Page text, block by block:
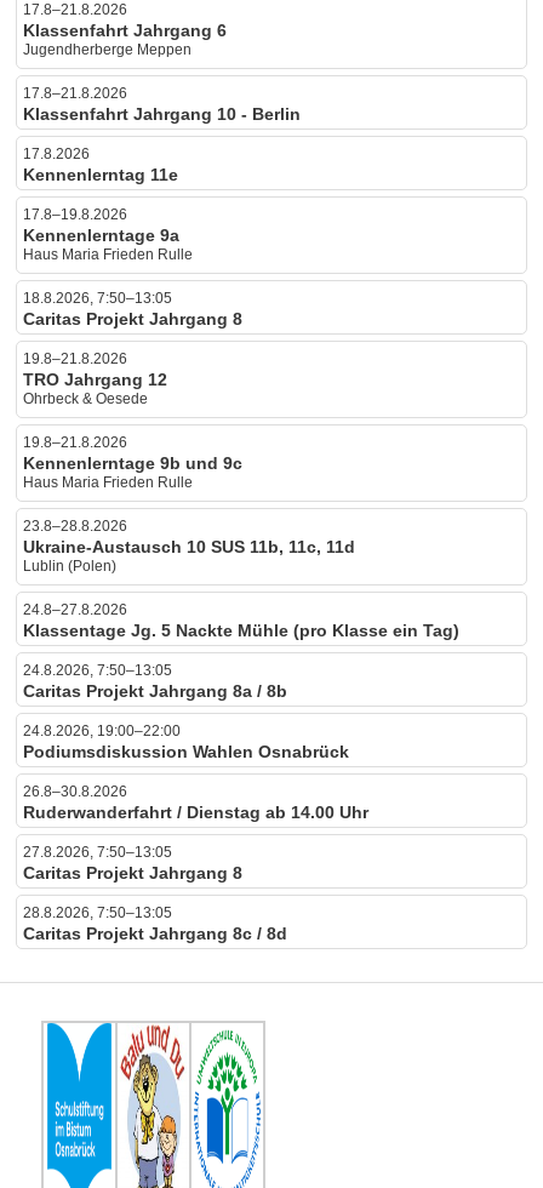
17.8–21.8.2026
Klassenfahrt Jahrgang 6
Jugendherberge Meppen
17.8–21.8.2026
Klassenfahrt Jahrgang 10 - Berlin
17.8.2026
Kennenlerntag 11e
17.8–19.8.2026
Kennenlerntage 9a
Haus Maria Frieden Rulle
18.8.2026, 7:50–13:05
Caritas Projekt Jahrgang 8
19.8–21.8.2026
TRO Jahrgang 12
Ohrbeck & Oesede
19.8–21.8.2026
Kennenlerntage 9b und 9c
Haus Maria Frieden Rulle
23.8–28.8.2026
Ukraine-Austausch 10 SUS 11b, 11c, 11d
Lublin (Polen)
24.8–27.8.2026
Klassentage Jg. 5 Nackte Mühle (pro Klasse ein Tag)
24.8.2026, 7:50–13:05
Caritas Projekt Jahrgang 8a / 8b
24.8.2026, 19:00–22:00
Podiumsdiskussion Wahlen Osnabrück
26.8–30.8.2026
Ruderwanderfahrt / Dienstag ab 14.00 Uhr
27.8.2026, 7:50–13:05
Caritas Projekt Jahrgang 8
28.8.2026, 7:50–13:05
Caritas Projekt Jahrgang 8c / 8d